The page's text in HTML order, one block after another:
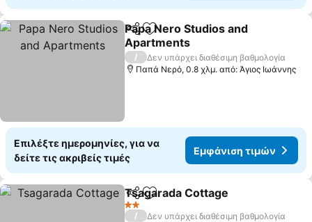
Κοινοποίηση
Προσθήκη στα αγαπημένα
Papa Nero Studios and
Apartments
/
Δεν υπάρχει διαθέσιμη βαθμολογία
Παπά Νερό, 0.8 χλμ. από: Άγιος Ιωάννης
Επιλέξτε ημερομηνίες, για να
δείτε τις ακριβείς τιμές
Εμφάνιση τιμών
Κοινοποίηση
Προσθήκη στα αγαπημένα
Tsagarada Cottage
2 Αστέρια
/
Δεν υπάρχει διαθέσιμη βαθμολογία